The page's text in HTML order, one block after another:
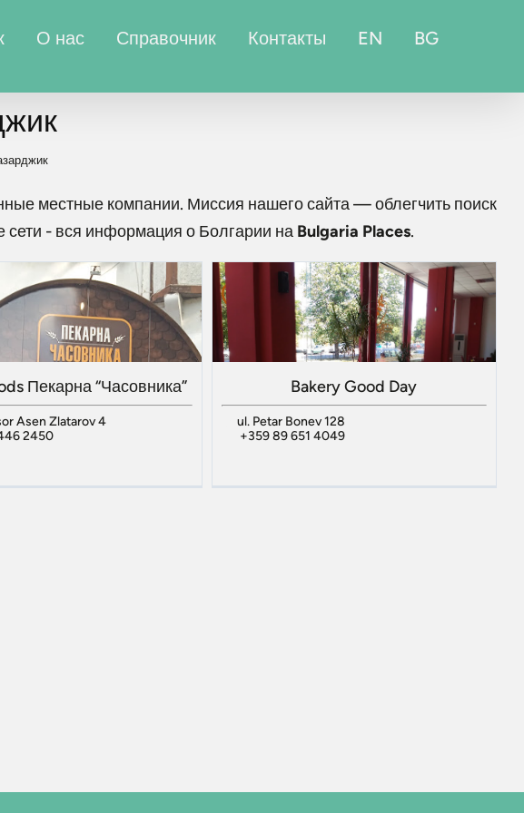
О нас Справочник Контакты EN BG
местные компании. Миссия нашего сайта — облегчить поиск
- вся информация о Болгарии на Bulgaria Places.
Пекарна “Часовника”
Asen Zlatarov 4
2450
Bakery Good Day
ul. Petar Bonev 128
+359 89 651 4049